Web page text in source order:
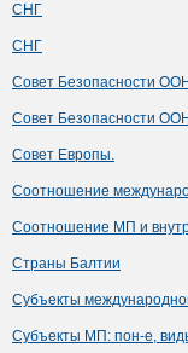
СНГ
СНГ
Совет Безопасности ООН
Совет Безопасности ООН
Совет Европы.
Соотношение
Соотношение МП и
Страны Балтии
Субъекты
Субъекты МП: пон-е,